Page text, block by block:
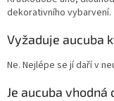
dekorativního vybarvení.
Vyžaduje aucuba
Ne. Nejlépe se jí daří v
Je aucuba vhodná